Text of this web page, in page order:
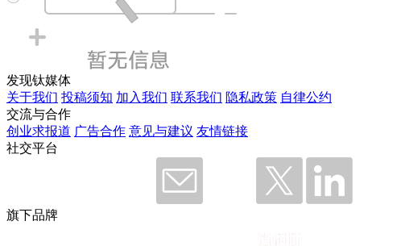
发现钛媒体
关于我们 投稿须知 加入我们 联系我们 隐私政策 自律公约
交流与合作
创业求报道 广告合作 意见与建议 友情链接
社交平台
旗下品牌